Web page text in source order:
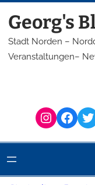
Inhalt
springen
Georg's
Stadt Norden –
Veranstaltungen–
Instagram Facebook Twitter